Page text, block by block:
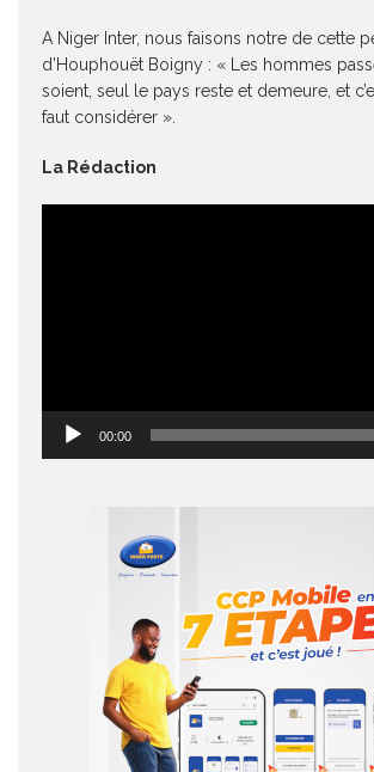
A Niger Inter, nous faisons notre de cette
d’Houphouët Boigny : « Les hommes
soient, seul le pays reste et demeure, et
faut considérer ».
La Rédaction
00:00